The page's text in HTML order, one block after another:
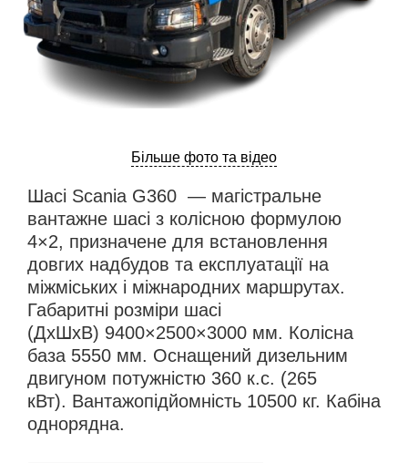
Більше фото та відео
Шасі Scania G360 — магістральне
вантажне шасі з колісною формулою
4×2, призначене для встановлення
довгих надбудов та експлуатації на
міжміських і міжнародних маршрутах.
Габаритні розміри шасі
(ДхШхВ) 9400×2500×3000 мм. Колісна
база 5550 мм. Оснащений дизельним
двигуном потужністю 360 к.с. (265
кВт). Вантажопідйомність 10500 кг. Кабіна
однорядна.